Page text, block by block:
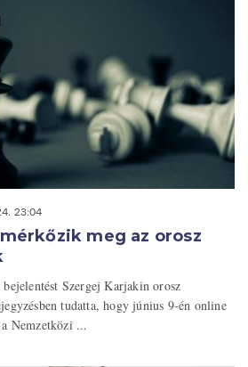
23:04
meg az orosz
Szergej Karjakin orosz
tudatta, hogy június 9-én online
Nemzetközi ...